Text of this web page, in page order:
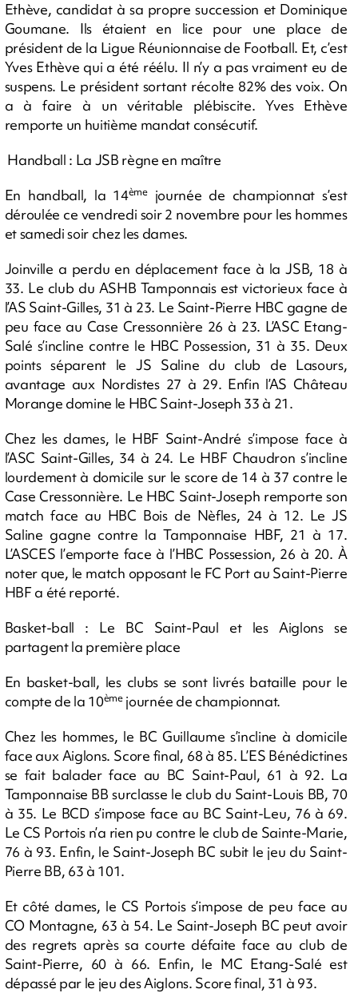
Ethève, candidat à sa propre succession et Dominique
Goumane. Ils étaient en lice pour une place de
président de la Ligue Réunionnaise de Football. Et, c’est
Yves Ethève qui a été réélu. Il n’y a pas vraiment eu de
suspens. Le président sortant récolte 82% des voix. On
a à faire à un véritable plébiscite. Yves Ethève
remporte un huitième mandat consécutif.
Handball : La JSB règne en maître
En handball, la 14èmejournée de championnat s’est
déroulée ce vendredi soir 2 novembre pour les hommes
et samedi soir chez les dames.
Joinville a perdu en déplacement face à la JSB, 18 à
33. Le club du ASHB Tamponnais est victorieux face à
l’AS Saint-Gilles, 31 à 23. Le Saint-Pierre HBC gagne de
peu face au Case Cressonnière 26 à 23. L’ASC Etang-
Salé s’incline contre le HBC Possession, 31 à 35. Deux
points séparent le JS Saline du club de Lasours,
avantage aux Nordistes 27 à 29. Enfin l’AS Château
Morange domine le HBC Saint-Joseph 33 à 21.
Chez les dames, le HBF Saint-André s’impose face à
l’ASC Saint-Gilles, 34 à 24. Le HBF Chaudron s’incline
lourdement à domicile sur le score de 14 à 37 contre le
Case Cressonnière. Le HBC Saint-Joseph remporte son
match face au HBC Bois de Nèfles, 24 à 12. Le JS
Saline gagne contre la Tamponnaise HBF, 21 à 17.
L’ASCES l’emporte face à l’HBC Possession, 26 à 20. À
noter que, le match opposant le FC Port au Saint-Pierre
HBF a été reporté.
Basket-ball : Le BC Saint-Paul et les Aiglons se
partagent la première place
En basket-ball, les clubs se sont livrés bataille pour le
compte de la 10èmejournée de championnat.
Chez les hommes, le BC Guillaume s’incline à domicile
face aux Aiglons. Score final, 68 à 85. L’ES Bénédictines
se fait balader face au BC Saint-Paul, 61 à 92. La
Tamponnaise BB surclasse le club du Saint-Louis BB, 70
à 35. Le BCD s’impose face au BC Saint-Leu, 76 à 69.
Le CS Portois n’a rien pu contre le club de Sainte-Marie,
76 à 93. Enfin, le Saint-Joseph BC subit le jeu du Saint-
Pierre BB, 63 à 101.
Et côté dames, le CS Portois s’impose de peu face au
CO Montagne, 63 à 54. Le Saint-Joseph BC peut avoir
des regrets après sa courte défaite face au club de
Saint-Pierre, 60 à 66. Enfin, le MC Etang-Salé est
dépassé par le jeu des Aiglons. Score final, 31 à 93.